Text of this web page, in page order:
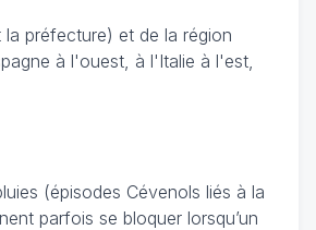
préfecture) et de la région
à l'ouest, à l'Italie à l'est,
(épisodes Cévenols liés à la
parfois se bloquer lorsqu’un